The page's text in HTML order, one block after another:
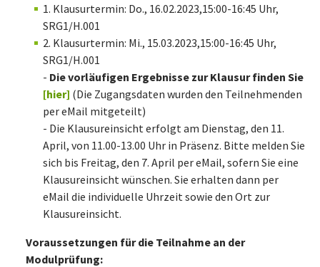
1. Klausurtermin: Do., 16.02.2023,15:00-16:45 Uhr,
SRG1/H.001
2. Klausurtermin: Mi., 15.03.2023,15:00-16:45 Uhr,
SRG1/H.001
- Die vorläufigen Ergebnisse zur Klausur finden Sie
[hier] (Die Zugangsdaten wurden den Teilnehmenden
per eMail mitgeteilt)
- Die Klausureinsicht erfolgt am Dienstag, den 11.
April, von 11.00-13.00 Uhr in Präsenz. Bitte melden Sie
sich bis Freitag, den 7. April per eMail, sofern Sie eine
Klausureinsicht wünschen. Sie erhalten dann per
eMail die individuelle Uhrzeit sowie den Ort zur
Klausureinsicht.
Voraussetzungen für die Teilnahme an der
Modulprüfung: